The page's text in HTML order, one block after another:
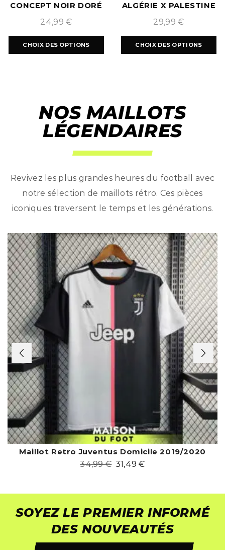
CONCEPT NOIR DORÉ
2024/2025
24,99€
CHOIX DES OPTIONS
ALGÉRIE X PALESTINE
NOIR
29,99€
CHOIX DES OPTIONS
NOS MAILLOTS
LÉGENDAIRES
Revivez les plus grandes heures du football avec
notre sélection de maillots rétro. Ces pièces
iconiques traversent le temps et les générations.
Maillot Retro Juventus Domicile 2019/2020
34,99€ 31,49€
SOYEZ LE PREMIER INFORMÉ
DES NOUVEAUTÉS